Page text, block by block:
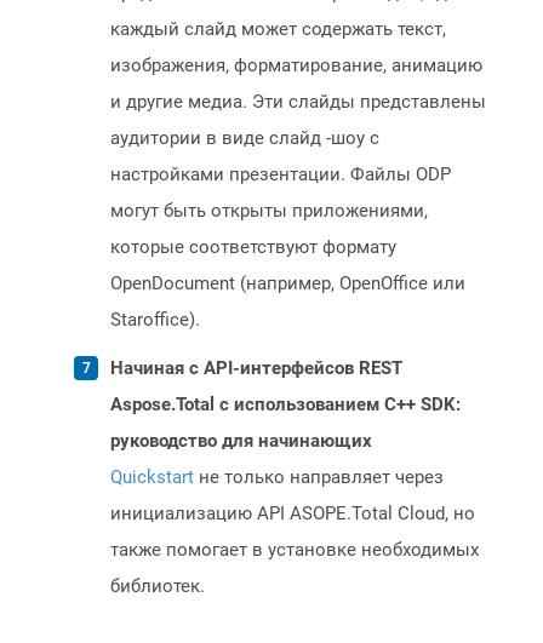
каждый слайд может содержать текст,
изображения, форматирование, анимацию
и другие медиа. Эти слайды представлены
аудитории в виде слайд -шоу с
настройками презентации. Файлы ODP
могут быть открыты приложениями,
которые соответствуют формату
OpenDocument (например, OpenOffice или
Staroffice).
Начиная с API-интерфейсов REST
Aspose.Total с использованием C++ SDK:
руководство для начинающих
Quickstart не только направляет через
инициализацию API ASOPE.Total Cloud, но
также помогает в установке необходимых
библиотек.